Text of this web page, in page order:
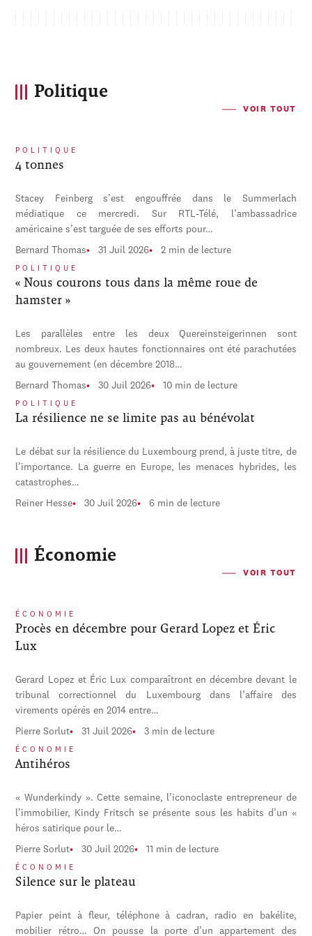
Politique
VOIR TOUT
POLITIQUE
4 tonnes
Stacey Feinberg s’est engouffrée dans le Summerlach
médiatique ce mercredi. Sur RTL-Télé, l’ambassadrice
américaine s’est targuée de ses efforts pour…
Bernard Thomas 31 Juil 2026 2 min de lecture
POLITIQUE
« Nous courons tous dans la même roue de
hamster »
Les parallèles entre les deux Quereinsteigerinnen sont
nombreux. Les deux hautes fonctionnaires ont été parachutées
au gouvernement (en décembre 2018…
Bernard Thomas 30 Juil 2026 10 min de lecture
POLITIQUE
La résilience ne se limite pas au bénévolat
Le débat sur la résilience du Luxembourg prend, à juste titre, de
l’importance. La guerre en Europe, les menaces hybrides, les
catastrophes…
Reiner Hesse 30 Juil 2026 6 min de lecture
Économie
VOIR TOUT
ÉCONOMIE
Procès en décembre pour Gerard Lopez et Éric
Lux
Gerard Lopez et Éric Lux comparaîtront en décembre devant le
tribunal correctionnel du Luxembourg dans l’affaire des
virements opérés en 2014 entre…
Pierre Sorlut 31 Juil 2026 3 min de lecture
ÉCONOMIE
Antihéros
« Wunderkindy ». Cette semaine, l’iconoclaste entrepreneur de
l’immobilier, Kindy Fritsch se présente sous les habits d’un «
héros satirique pour le…
Pierre Sorlut 30 Juil 2026 11 min de lecture
ÉCONOMIE
Silence sur le plateau
Papier peint à fleur, téléphone à cadran, radio en bakélite,
mobilier rétro… On pousse la porte d’un appartement des